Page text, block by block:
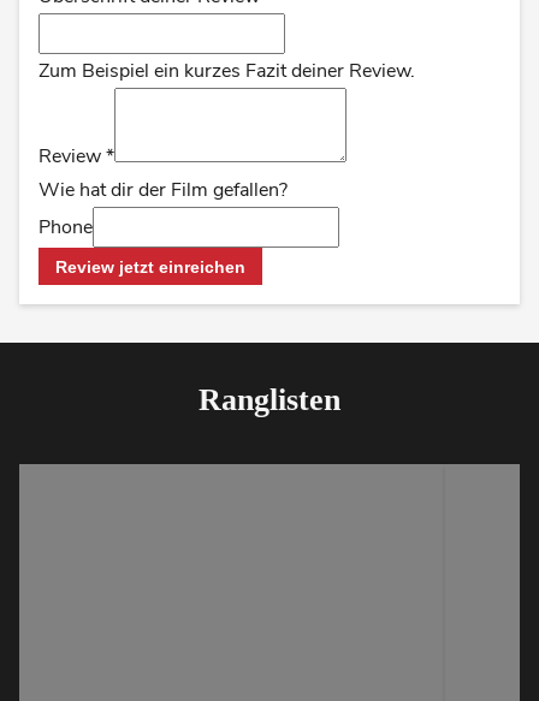
Zum Beispiel ein kurzes Fazit deiner Review.
Review*
Wie hat dir der Film gefallen?
Phone
Review jetzt einreichen
Ranglisten